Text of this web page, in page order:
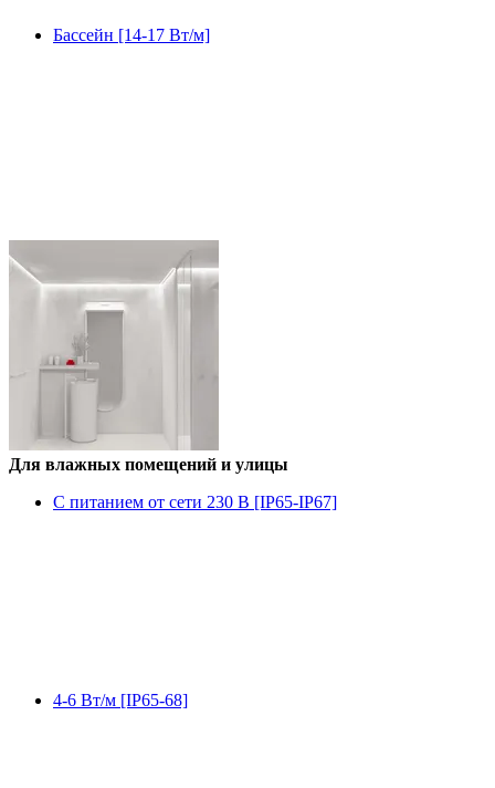
Бассейн [14-17 Вт/м]
Для влажных помещений и улицы
С питанием от сети 230 В [IP65-IP67]
4-6 Вт/м [IP65-68]